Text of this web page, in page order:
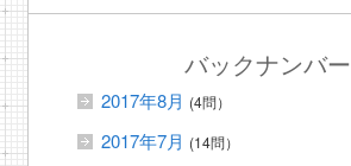
バックナンバー
2017年8月 (4問）
2017年7月 (14問）